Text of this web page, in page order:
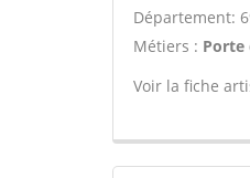
Département:
Métiers : Porte
Voir la fiche